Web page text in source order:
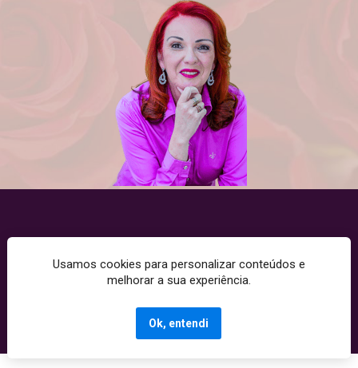
Copyright © 2025 - Todos os direitos reservados. CNPJ:
Termos de Uso | Políticas de Privacidade | Políticas de Cookies
Usamos cookies para personalizar conteúdos e
melhorar a sua experiência.
Ok, entendi